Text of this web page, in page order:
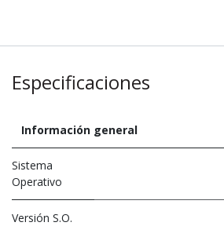
Especificaciones
Información general
Sistema
Operativo
Versión S.O.